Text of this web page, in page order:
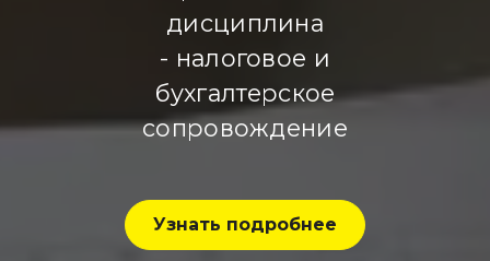
дисциплина
- налоговое и
бухгалтерское
сопровождение
Узнать подробнее